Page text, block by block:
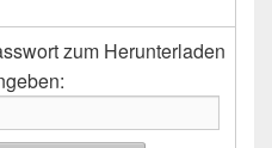
zum Herunterladen